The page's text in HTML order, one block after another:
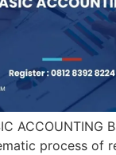
ACCOUNTING
process of